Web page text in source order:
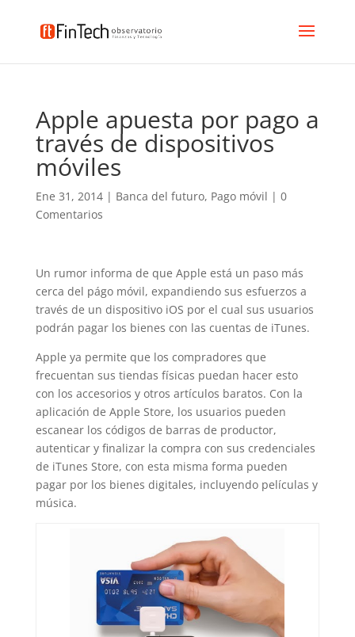
Apple apuesta por pago a
través de dispositivos
móviles
Ene 31, 2014| Banca del futuro, Pago móvil | 0
Comentarios
Un rumor informa de que Apple está un paso más
cerca del págo móvil, expandiendo sus esfuerzos a
través de un dispositivo iOS por el cual sus usuarios
podrán pagar los bienes con las cuentas de iTunes.
Apple ya permite que los compradores que
frecuentan sus tiendas físicas puedan hacer esto
con los accesorios y otros artículos baratos. Con la
aplicación de Apple Store, los usuarios pueden
escanear los códigos de barras de productor,
autenticar y finalizar la compra con sus credenciales
de iTunes Store, con esta misma forma pueden
pagar por los bienes digitales, incluyendo películas y
música.